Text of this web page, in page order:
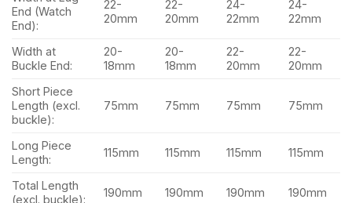
End (Watch
End):
22-
20mm
22-
20mm
24-
22mm
24-
22mm
Width at
Buckle End:
20-
18mm
20-
18mm
22-
20mm
22-
20mm
Short Piece
Length (excl.
buckle):
75mm 75mm 75mm 75mm
Long Piece
Length:
115mm 115mm 115mm 115mm
Total Length
(excl. buckle):
190mm 190mm 190mm 190mm